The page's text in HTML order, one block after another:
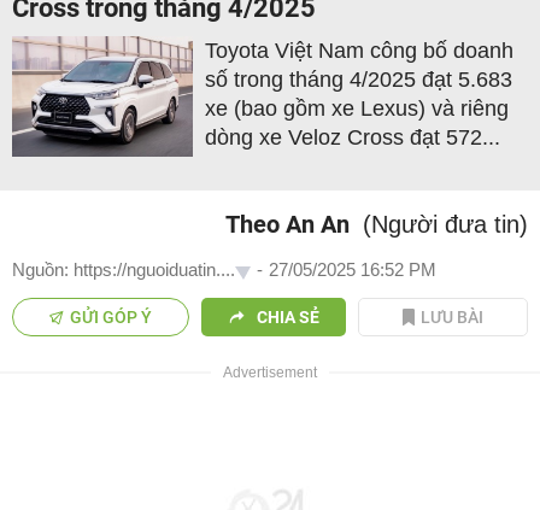
Cross trong tháng 4/2025
Toyota Việt Nam công bố doanh
số trong tháng 4/2025 đạt 5.683
xe (bao gồm xe Lexus) và riêng
dòng xe Veloz Cross đạt 572...
Theo An An (Người đưa tin)
Nguồn: https://nguoiduatin.... - 27/05/2025 16:52 PM
GỬI GÓP Ý CHIA SẺ LƯU BÀI